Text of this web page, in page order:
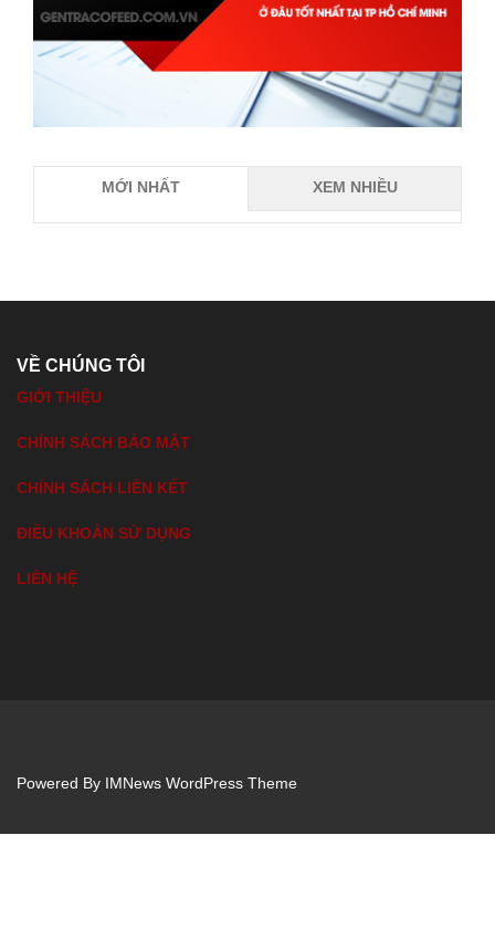
MỚI NHẤT XEM NHIỀU
VỀ CHÚNG TÔI
GIỚI THIỆU
CHÍNH SÁCH BẢO MẬT
CHÍNH SÁCH LIÊN KẾT
ĐIỀU KHOẢN SỬ DỤNG
LIÊN HỆ
Powered By IMNews WordPress Theme